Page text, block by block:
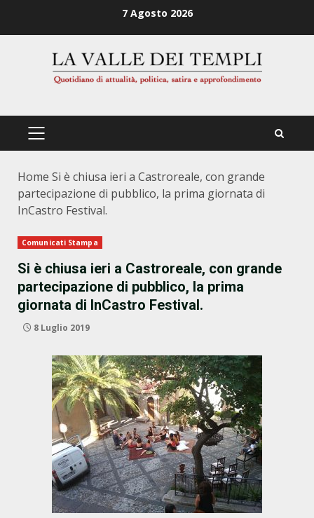
7 Agosto 2026
PRIMÄRES
Home Si è chiusa ieri a Castroreale, con grande
partecipazione di pubblico, la prima giornata di
InCastro Festival.
Comunicati Stampa
Si è chiusa ieri a Castroreale, con grande
partecipazione di pubblico, la prima
giornata di InCastro Festival.
8 Luglio 2019